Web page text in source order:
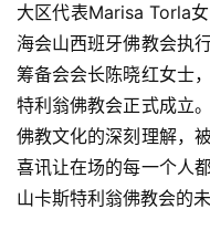
大区代表Marisa Torla
海会山西班牙佛教会执
筹备会会长陈晓红女士
特利翁佛教会正式成立
佛教文化的深刻理解，
喜讯让在场的每一个人
山卡斯特利翁佛教会的